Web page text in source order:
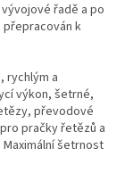
vývojové řadě a po
k
rychlým a
výkon, šetrné,
převodové
pračky řetězů a
šetrnost